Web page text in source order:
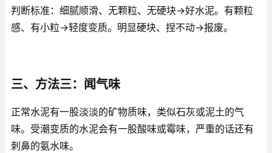
判断标准：细腻顺滑、无颗粒、无硬块→好水泥。有颗粒
感、有小粒→轻度变质。明显硬块、捏不动→报废。
三、方法三：闻气味
正常水泥有一股淡淡的矿物质味，类似石灰或泥土的气
味。受潮变质的水泥会有一股酸味或霉味，严重的话还有
刺鼻的氨水味。